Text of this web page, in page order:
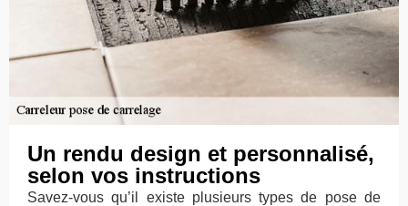
Un rendu design et personnalisé,
selon vos instructions
Savez-vous qu’il existe plusieurs types de pose de